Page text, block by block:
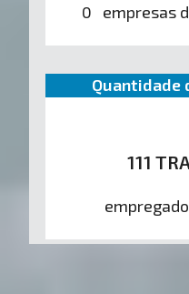
0 empresas
Quantidade
111